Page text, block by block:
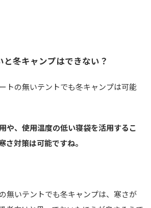
と冬キャンプはできない？
トの無いテントでも冬キャンプは可能
や、使用温度の低い寝袋を活用するこ
さ対策は可能ですね。
無いテントでも冬キャンプは、寒さが